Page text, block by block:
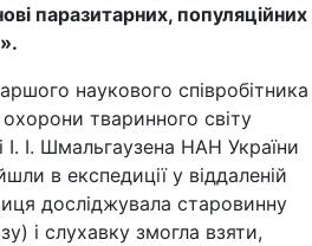
паразитарних, популяційних
наукового співробітника
охорони тваринного світу
І. І. Шмальгаузена НАН України
в експедиції у віддаленій
досліджувала старовинну
і слухавку змогла взяти,